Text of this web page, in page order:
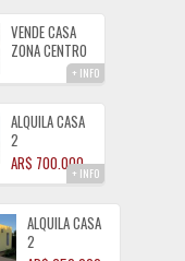
DEL ESTE
ALMAFUERTE
VENDE CASA
ZONA CENTRO
DORMITORIOS
CON GAS
NATURAL
+ INFO
ALQUILA CASA
2
DORMITORIOS
B° TIERRAS
AR$ 700.000+ INFO
ALQUILA CASA
2